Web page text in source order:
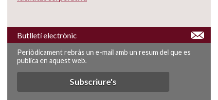
Butlletí electrònic
Periòdicament rebràs un e-mail amb un resum del que es
publica en aquest web.
Subscriure's